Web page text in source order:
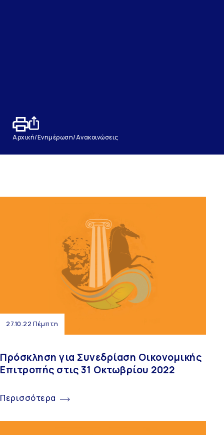
Αρχική/Ενημέρωση/Ανακοινώσεις
27.10.22 Πέμπτη
Πρόσκληση για Συνεδρίαση Οικονομικής
Επιτροπής στις 31 Οκτωβρίου 2022
Περισσότερα